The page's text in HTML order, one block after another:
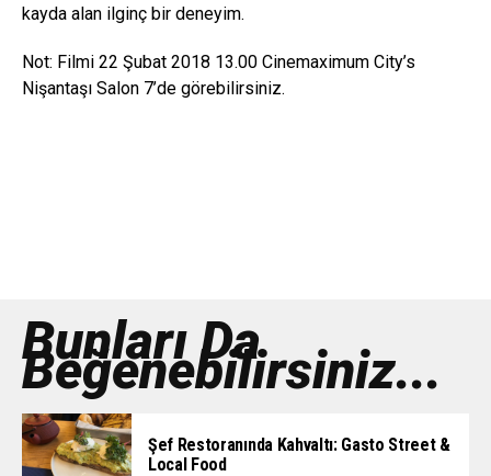
kayda alan ilginç bir deneyim.
Not: Filmi 22 Şubat 2018 13.00 Cinemaximum City’s
Nişantaşı Salon 7’de görebilirsiniz.
Bunları Da
Beğenebilirsiniz...
Şef Restoranında Kahvaltı: Gasto Street &
Local Food